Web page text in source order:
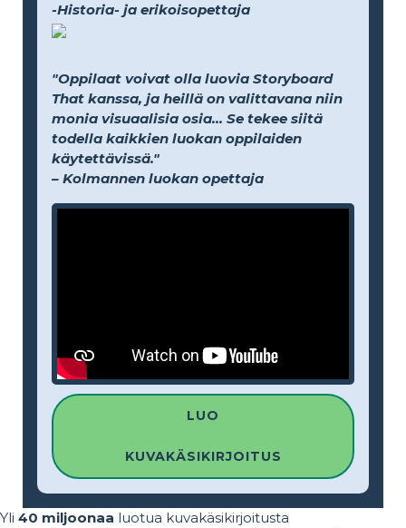
-Historia- ja erikoisopettaja
"Oppilaat voivat olla luovia Storyboard
That kanssa, ja heillä on valittavana niin
monia visuaalisia osia... Se tekee siitä
todella kaikkien luokan oppilaiden
käytettävissä."
– Kolmannen luokan opettaja
LUO
KUVAKÄSIKIRJOITUS
Yli 40 miljoonaa luotua kuvakäsikirjoitusta